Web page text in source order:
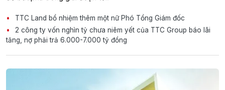
TTC Land bổ nhiệm thêm một nữ Phó Tổng Giám đốc
2 công ty vốn nghìn tỷ chưa niêm yết của TTC Group báo lãi
tăng, nợ phải trả 6.000-7.000 tỷ đồng